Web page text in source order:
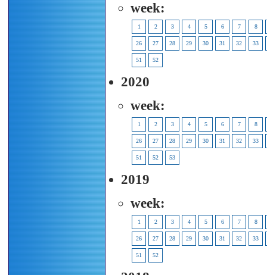
week:
1 2 3 4 5 6 7 8
26 27 28 29 30 31 32 33
51 52
2020
week:
1 2 3 4 5 6 7 8
26 27 28 29 30 31 32 33
51 52 53
2019
week:
1 2 3 4 5 6 7 8
26 27 28 29 30 31 32 33
51 52